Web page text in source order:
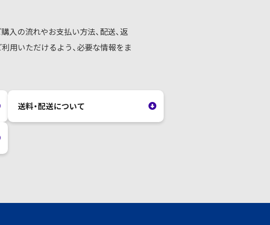
入の流れやお支払い方法、配送、返
用いただけるよう、必要な情報をま
送料・配送について